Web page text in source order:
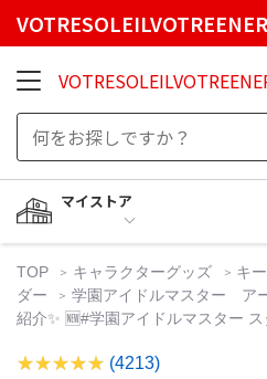
マイストア
TOP キャラクターグッズ
キ
ダー
学園アイドルマスター ア
紹介✨ 🆕#学園アイドルマスター
(4213)